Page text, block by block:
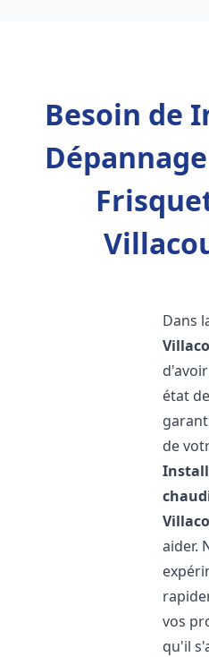
Besoin de
Dans
état
de
aider.
vos
qu'il